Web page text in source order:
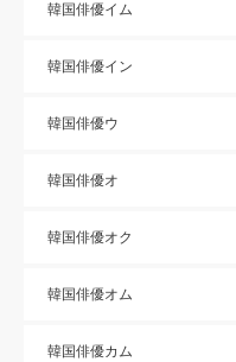
韓国俳優イム
韓国俳優イン
韓国俳優ウ
韓国俳優オ
韓国俳優オク
韓国俳優オム
韓国俳優カム